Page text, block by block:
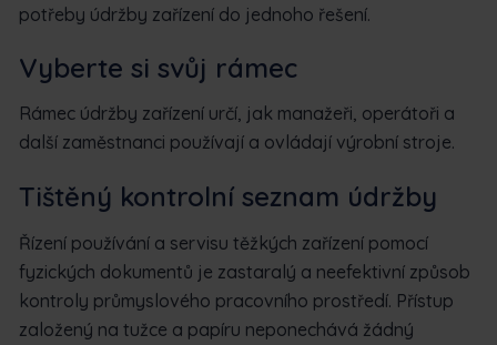
potřeby údržby zařízení do jednoho řešení.
Vyberte si svůj rámec
Rámec údržby zařízení určí, jak manažeři, operátoři a
další zaměstnanci používají a ovládají výrobní stroje.
Tištěný kontrolní seznam údržby
Řízení používání a servisu těžkých zařízení pomocí
fyzických dokumentů je zastaralý a neefektivní způsob
kontroly průmyslového pracovního prostředí. Přístup
založený na tužce a papíru neponechává žádný